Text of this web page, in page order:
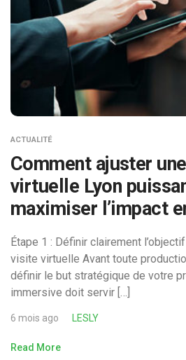
ACTUALITÉ
Comment ajuster
virtuelle Lyon
maximiser l’impact
Étape 1 : Définir clairement
visite virtuelle Avant toute
définir le but stratégique de votre
immersive doit servir […]
6 mois ago LESLY
Read More